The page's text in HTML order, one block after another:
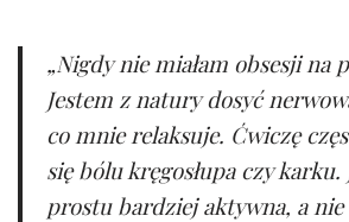
„Nigdy nie miałam obsesji na
Jestem z natury dosyć
co mnie relaksuje. Ćwiczę
się bólu kręgosłupa czy karku.
prostu bardziej aktywna, a